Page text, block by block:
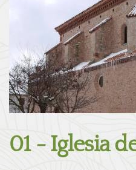
01 - Iglesia